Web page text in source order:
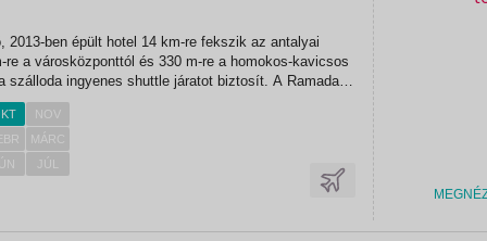
2013-ben épült hotel 14 km-re fekszik az antalyai
re a városközponttól és 330 m-re a homokos-kavicsos
szálloda ingyenes shuttle járatot biztosít. A Ramada
12.000 nm-en várja vendégeit a strandon, ahol a
NOV
MÁRC
JÚL